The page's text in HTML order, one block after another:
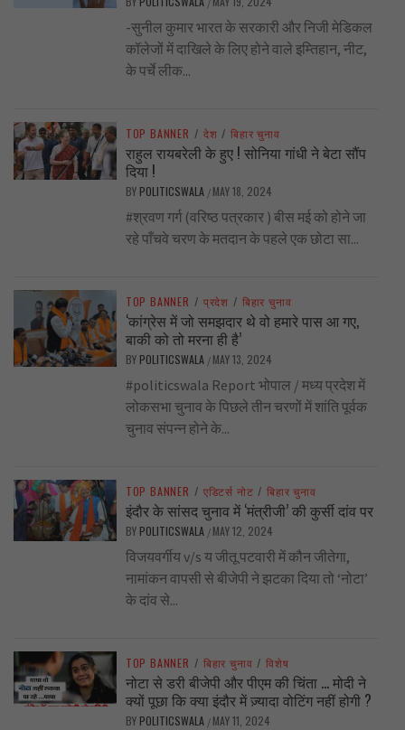
-सुनील कुमार भारत के सरकारी और निजी मेडिकल
कॉलेजों में दाखिले के लिए होने वाले इम्तिहान, नीट,
के पर्चे लीक...
TOP BANNER / देश / बिहार चुनाव
राहुल रायबरेली के हुए ! सोनिया गांधी ने बेटा सौंप
दिया !
BY POLITICSWALA / MAY 18, 2024
#श्रवण गर्ग (वरिष्ठ पत्रकार ) बीस मई को होने जा
रहे पाँचवे चरण के मतदान के पहले एक छोटा सा...
TOP BANNER / प्रदेश / बिहार चुनाव
‘कांग्रेस में जो समझदार थे वो हमारे पास आ गए,
बाकी को तो मरना ही है’
BY POLITICSWALA / MAY 13, 2024
#politicswala Report भोपाल / मध्य प्रदेश में
लोकसभा चुनाव के पिछले तीन चरणों में शांति पूर्वक
चुनाव संपन्न होने के...
TOP BANNER / एडिटर्स नोट / बिहार चुनाव
इंदौर के सांसद चुनाव में ‘मंत्रीजी’ की कुर्सी दांव पर
BY POLITICSWALA / MAY 12, 2024
विजयवर्गीय v/s य जीतू पटवारी में कौन जीतेगा,
नामांकन वापसी से बीजेपी ने झटका दिया तो ‘नोटा’
के दांव से...
TOP BANNER / बिहार चुनाव / विशेष
नोटा से डरी बीजेपी और पीएम की चिंता … मोदी ने
क्यों पूछा कि क्या इंदौर में ज़्यादा वोटिंग नहीं होगी ?
BY POLITICSWALA / MAY 11, 2024